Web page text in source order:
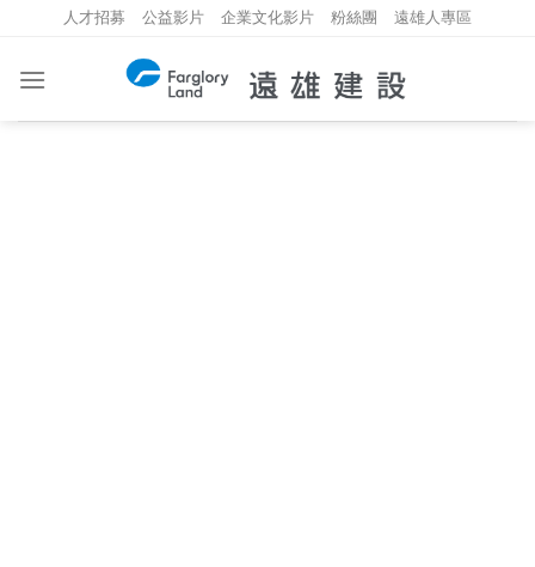
content
人才招募 公益影片 企業文化影片 粉絲團 遠雄人專區